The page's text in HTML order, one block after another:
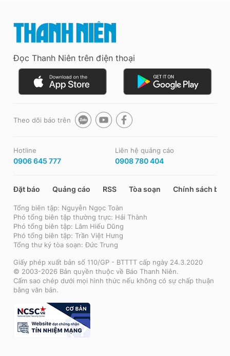
Đọc Thanh Niên trên điện thoại
Theo dõi báo trên
Hotline
0906 645 777
Liên hệ quảng cáo
0908 780 404
Đặt báo Quảng cáo RSS Tòa soạn Chính sách bảo
Tổng biên tập: Nguyễn Ngọc Toàn
Phó tổng biên tập thường trực: Hải Thành
Phó tổng biên tập: Lâm Hiếu Dũng
Phó tổng biên tập: Trần Việt Hưng
Tổng thư ký tòa soạn: Đức Trung
Giấy phép xuất bản số 110/GP - BTTTT cấp ngày 24.3.2020
© 2003-2026 Bản quyền thuộc về Báo Thanh Niên.
Cấm sao chép dưới mọi hình thức nếu không có sự chấp thuận
bằng văn bản.